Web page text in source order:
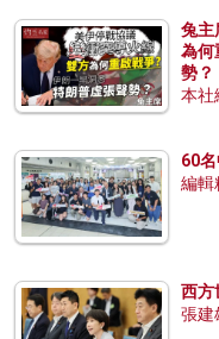
兔主
為何
勢？
本社
60
編輯
西方
張建